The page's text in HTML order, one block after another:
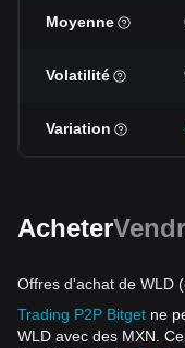
Moyenne
Volatilité
Variation
Acheter
Offres d'achat de WLD
Trading P2P Bitget ne
WLD avec des MXN.